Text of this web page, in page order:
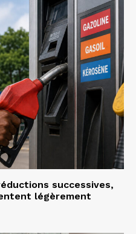
successives,
légèrement